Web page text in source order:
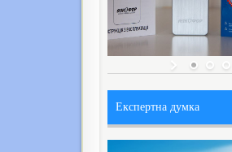
Експертна думка